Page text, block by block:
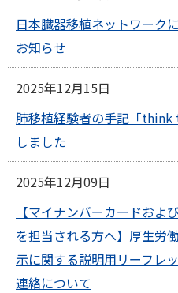
全国の関連施設
全国の関連施設
日本臓器移植ネットワーク
お知らせ
2025年12月15日
肺移植経験者の手記「
しました
2025年12月09日
【マイナンバーカードおよ
を担当される方へ】厚生労
示に関する説明用リーフレ
連絡について